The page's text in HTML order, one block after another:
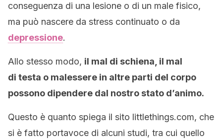
conseguenza di una lesione o di un male fisico,
ma può nascere da stress continuato o da
depressione.
Allo stesso modo, il mal di schiena, il mal
di testa o malessere in altre parti del corpo
possono dipendere dal nostro stato d’animo.
Questo è quanto spiega il sito littlethings.com, che
si è fatto portavoce di alcuni studi, tra cui quello